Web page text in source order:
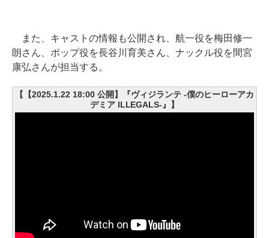
また、キャストの情報も公開され、航一役を梅田修一
朗さん、ポップ役を長谷川育美さん、ナックル役を間宮
康弘さんが担当する。
【【2025.1.22 18:00 公開】『ヴィジランテ -僕のヒーローアカ
デミア ILLEGALS-』】